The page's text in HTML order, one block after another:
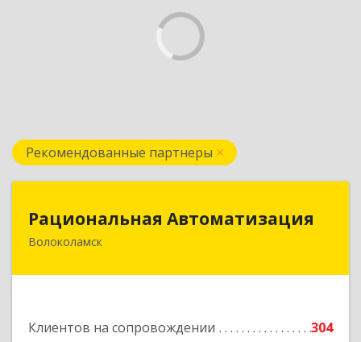
Рекомендованные партнеры
Рациональная Автоматизация
Волоколамск
Клиентов на сопровождении
304
143600, Московская обл, Волоколамский р-н,
Подробнее